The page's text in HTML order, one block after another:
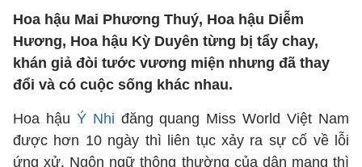
Hoa hậu Mai Phương Thuý, Hoa hậu Diễm
Hương, Hoa hậu Kỳ Duyên từng bị tẩy chay,
khán giả đòi tước vương miện nhưng đã thay
đổi và có cuộc sống khác nhau.
Hoa hậu Ý Nhi đăng quang Miss World Việt Nam
được hơn 10 ngày thì liên tục xảy ra sự cố về lỗi
ứng xử. Ngôn ngữ thông thường của dân mạng thì